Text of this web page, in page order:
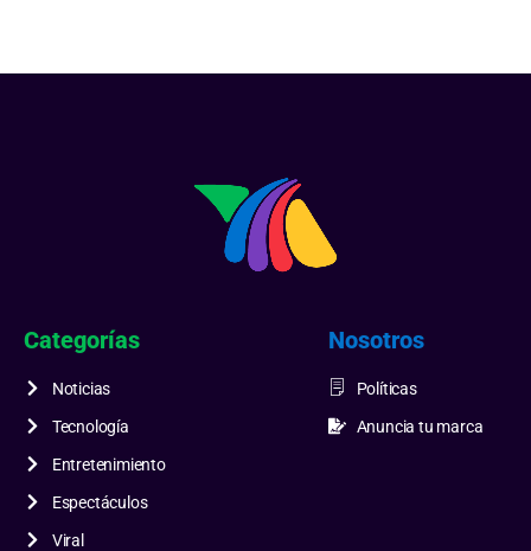
Categorías
Noticias
Tecnología
Entretenimiento
Espectáculos
Viral
Nosotros
Políticas
Anuncia tu marca